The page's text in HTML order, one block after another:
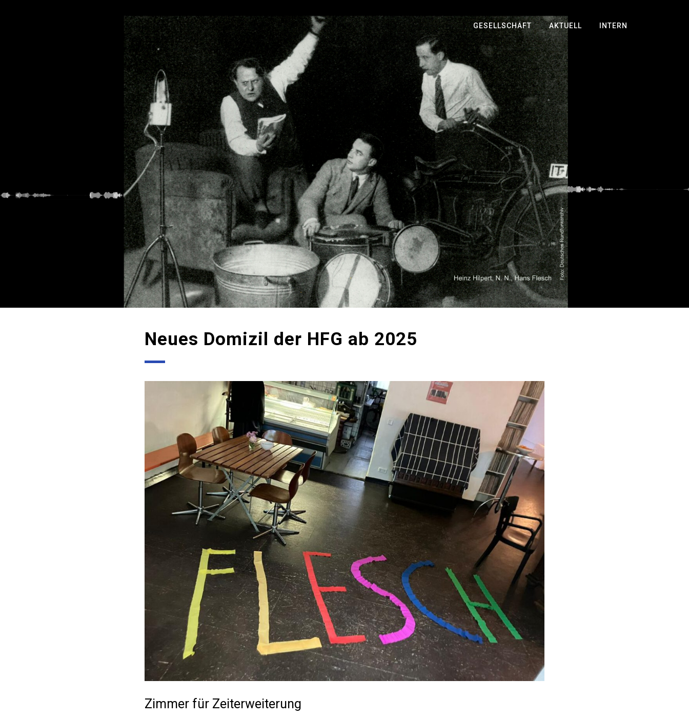
GESELLSCHAFT AKTUELL INTERN
Neues Domizil der HFG ab 2025
Zimmer für Zeiterweiterung